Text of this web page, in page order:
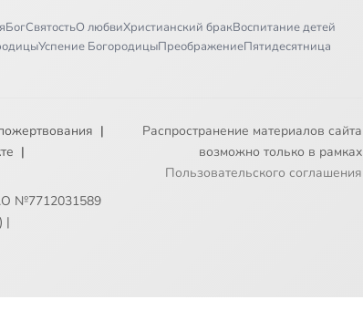
БогСвятостьО любвиХристианский бракВоспитание детей
Успение БогородицыПреображениеПятидесятница
|
|
№7712031589
|
Распространение материалов сайта
возможно только в рамках
Пользовательского соглашения